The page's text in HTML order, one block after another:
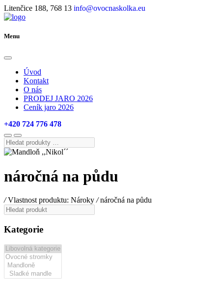
Litenčice 188, 768 13 info@ovocnaskolka.eu
Menu
Úvod
Kontakt
O nás
PRODEJ JARO 2026
Ceník jaro 2026
+420 724 776 478
Hledat
produkty
náročná na půdu
/Vlastnost produktu: Nároky /náročná na půdu
Hledat
produkt
Kategorie